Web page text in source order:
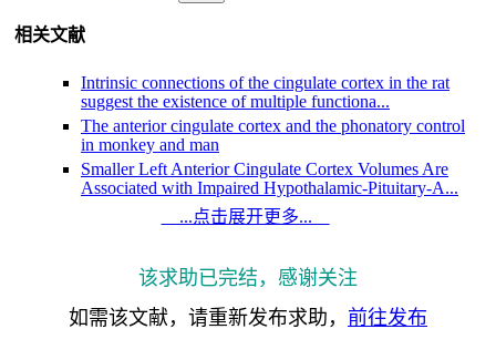
相关文献
Intrinsic connections of the cingulate cortex in the rat
suggest the existence of multiple functiona...
The anterior cingulate cortex and the phonatory control
in monkey and man
Smaller Left Anterior Cingulate Cortex Volumes Are
Associated with Impaired Hypothalamic-Pituitary-A...
The involvement of the anterior cingulate cortex in
blood pressure control
Punishment in the Cingulate Cortex
ROI-analyses: Averaged percent signal change values
...点击展开更多...
该求助已完结，感谢关注
如需该文献，请重新发布求助， 前往发布